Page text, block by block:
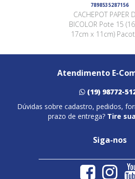
7898535287156
CACHEPOT PAPER
BICOLOR Pote 15
17cm x 11cm)
Atendimento E-
(19) 98772-
Dúvidas sobre cadastro, pedidos,
prazo de entrega? Tire
Siga-nos